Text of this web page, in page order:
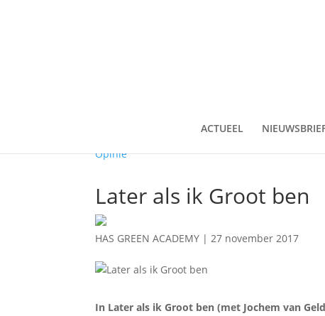
ACTUEEL
Opinie
Later als ik Groot ben
HAS GREEN ACADEMY |27 november 2017
In Later als ik Groot ben (met Jochem van